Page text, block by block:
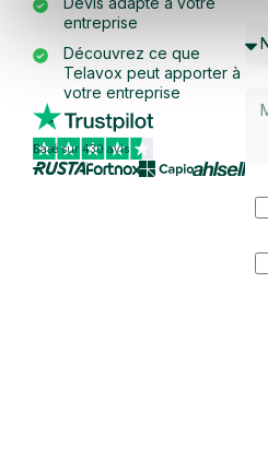
entreprise
Découvrez ce que
Telavox peut apporter à
votre entreprise
Basé sur 430 avis